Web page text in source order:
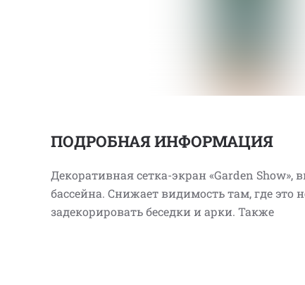
ПОДРОБНАЯ ИНФОРМАЦИЯ
Декоративная сетка-экран «Garden
бассейна. Снижает видимость там, где
задекорировать беседки и арки. Также